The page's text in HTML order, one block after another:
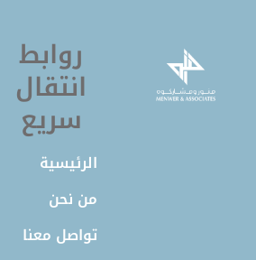
روابط
انتقال
سريع
الرئيسية
من نحن
تواصل معنا